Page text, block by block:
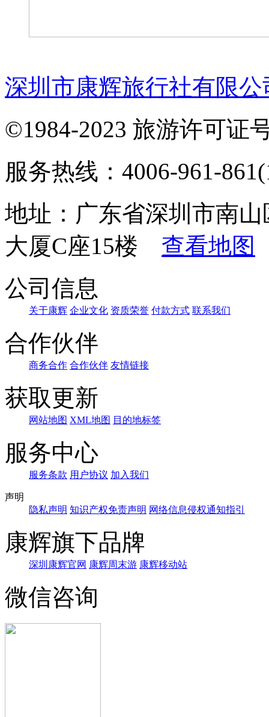
深圳市康辉旅行社有限
©1984-2023 旅游许可证
服务热线：4006-961-
地址：广东省深圳市南
大厦C座15楼 查看地图
公司信息
关于康辉 企业文化 资质荣誉 付款方式 联系我们
合作伙伴
商务合作 合作伙伴 友情链接
获取更新
网站地图 XML地图 目的地标签
服务中心
服务条款 用户协议 加入我们
声明
隐私声明 知识产权免责声明 网络信息侵权通知指引
康辉旗下品牌
深圳康辉官网 康辉周末游 康辉移动站
微信咨询